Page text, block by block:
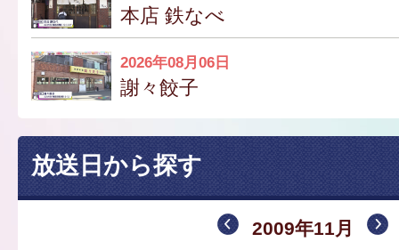
本店 鉄なべ
2026年08月06日
謝々餃子
放送日から探す
2009年11月